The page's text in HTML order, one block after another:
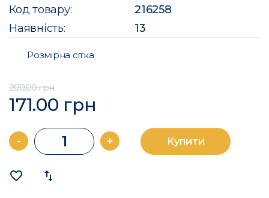
Код товару:
216258
Наявність:
13
Розмірна сітка
200.00 грн
171.00 грн
- + Купити
favorite_border import_export